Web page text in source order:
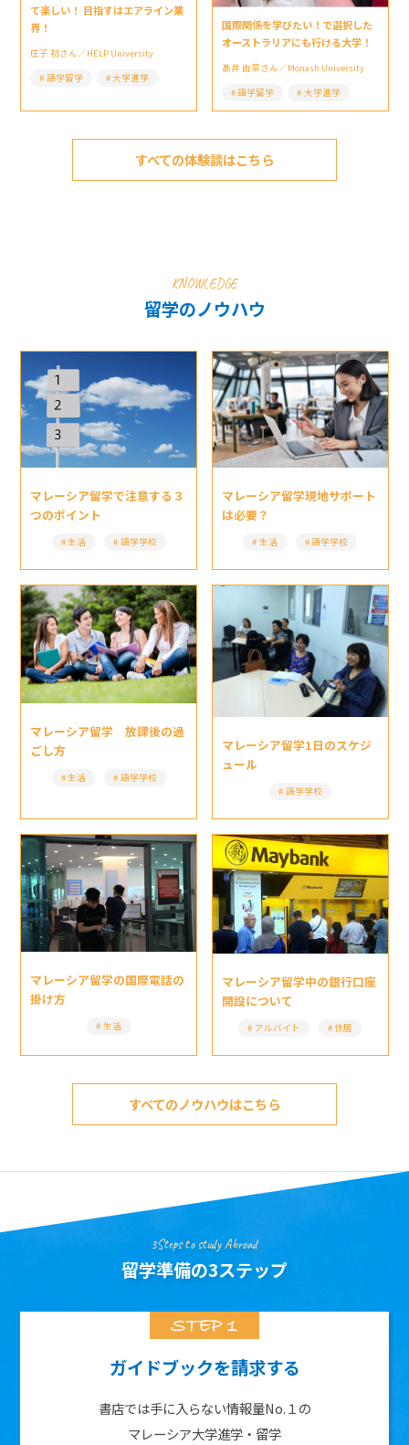
て楽しい！ 目指すはエアライン業
界！
庄子 初さん／HELP University
語学留学
大学進学
国際関係を学びたい！で選択した
オーストラリアにも行ける大学！
髙井 由菜さん／Monash University
語学留学
大学進学
すべての体験談はこちら
KNOWLEDGE
留学のノウハウ
マレーシア留学で注意する３
つのポイント
生活 語学学校
マレーシア留学現地サポート
は必要？
生活 語学学校
マレーシア留学 放課後の過
ごし方
生活 語学学校
マレーシア留学1日のスケジ
ュール
語学学校
マレーシア留学の国際電話の
掛け方
生活
マレーシア留学中の銀行口座
開設について
アルバイト 住居
すべてのノウハウはこちら
3Steps to study Abroad
留学準備の3ステップ
ガイドブックを請求する
書店では手に入らない情報量No.１の
マレーシア大学進学・留学